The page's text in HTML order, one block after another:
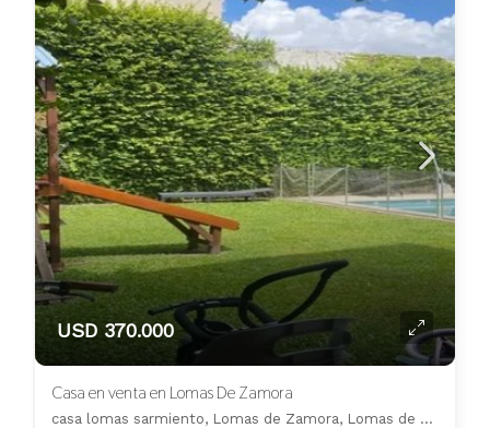
USD 370.000
Casa en venta en Lomas De Zamora
casa lomas sarmiento, Lomas de Zamora, Lomas de Zamora